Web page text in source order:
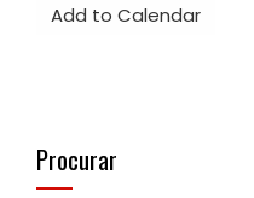
Add to Calendar
Procurar